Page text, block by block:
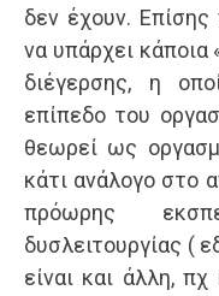
δεν έχουν. Επίσης
να υπάρχει
διέγερσης, η
επίπεδο του
θεωρεί ως
κάτι ανάλογο στο
πρόωρης
δυσλειτουργίας (
είναι και άλλη,